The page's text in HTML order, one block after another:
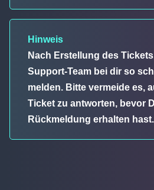
Hinweis
Nach Erstellung des
Support-Team bei dir so
melden. Bitte vermeide es,
Ticket zu antworten, bevor
Rückmeldung erhalten hast.